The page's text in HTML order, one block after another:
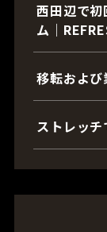
西田辺で
ム｜
移転およ
ストレッ